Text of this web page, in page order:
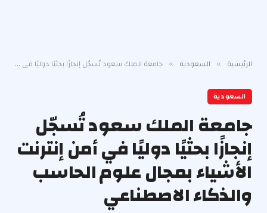
الرئيسية » السعودية » جامعة الملك سعود تُسجّل إنجازًا بحثيًا دوليًا في أمن إنترنت الأشياء بمجال علوم الحاسب والذكاء الاصطناعي
السعودية
جامعة الملك سعود تُسجّل
إنجازًا بحثيًا دوليًا في أمن إنترنت
الأشياء بمجال علوم الحاسب
والذكاء الاصطناعي